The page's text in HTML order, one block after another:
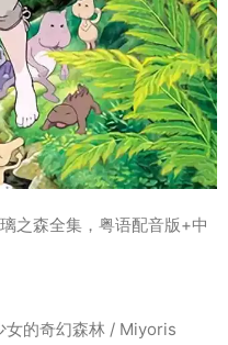
之森全集，粤语配音版+中
女的奇幻森林 / Miyoris